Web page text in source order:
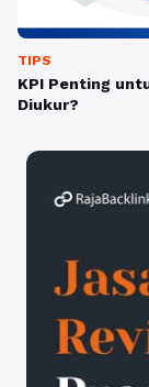
TIPS
KPI Penting
Diukur?